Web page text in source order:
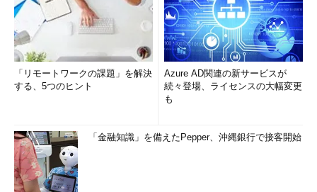
「リモートワークの課題」を解決
する、5つのヒント
Azure AD関連の新サービスが
続々登場、ライセンスの大幅変更
も
「金融知識」を備えたPepper、沖縄銀行で接客開始